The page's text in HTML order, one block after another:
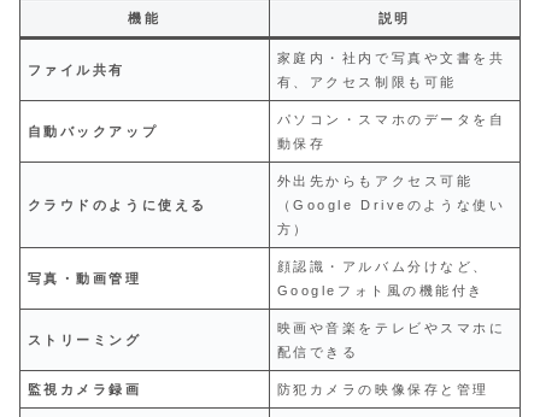
機能 説明
ファイル共有
家庭内・社内で写真や文書を共
有、アクセス制限も可能
自動バックアップ
パソコン・スマホのデータを自
動保存
クラウドのように使える
外出先からもアクセス可能
（Google Driveのような使い
方）
写真・動画管理
顔認識・アルバム分けなど、
Googleフォト風の機能付き
ストリーミング
映画や音楽をテレビやスマホに
配信できる
監視カメラ録画 防犯カメラの映像保存と管理